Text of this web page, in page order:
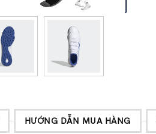
HƯỚNG DẪN MUA HÀNG